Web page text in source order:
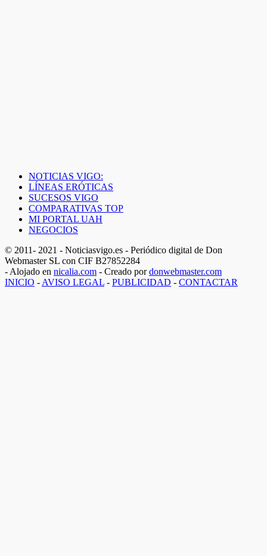
NOTICIAS VIGO:
LÍNEAS ERÓTICAS
SUCESOS VIGO
COMPARATIVAS TOP
MI PORTAL UAH
NEGOCIOS
© 2011- 2021 - Noticiasvigo.es - Periódico digital de Don
Webmaster SL con CIF B27852284
- Alojado en nicalia.com - Creado pordonwebmaster.com
INICIO - AVISO LEGAL - PUBLICIDAD - CONTACTAR